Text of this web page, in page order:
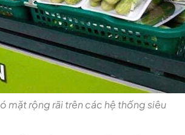
mặt rộng rãi trên các hệ thống siêu